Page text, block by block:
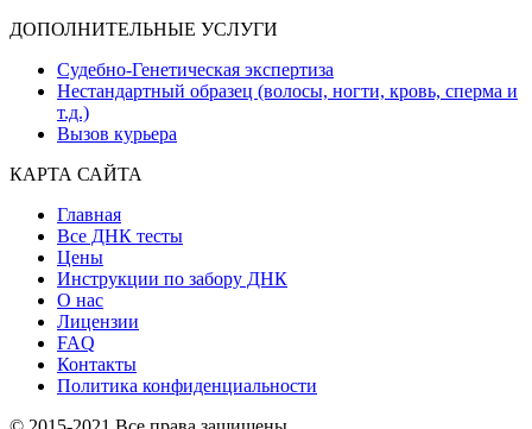
ДОПОЛНИТЕЛЬНЫЕ УСЛУГИ
Судебно-Генетическая экспертиза
Нестандартный образец (волосы, ногти, кровь, сперма и
т.д.)
Вызов курьера
КАРТА САЙТА
Главная
Все ДНК тесты
Цены
Инструкции по забору ДНК
О нас
Лицензии
FAQ
Контакты
Политика конфиденциальности